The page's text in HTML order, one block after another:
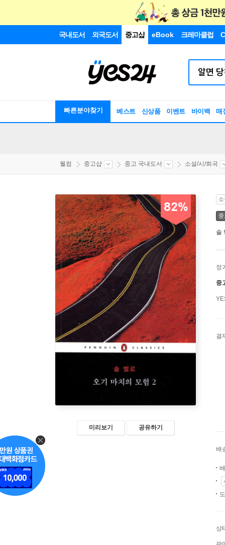
국내도서 외국도서 중고샵 eBook 크레마클럽
빠른분야찾기 베스트 신상품 이벤트 바이백 매
웰컴 중고샵 중고 국내도서 소설/시/희곡
82%
미리보기 공유하기
솔
정
중
결
배
상